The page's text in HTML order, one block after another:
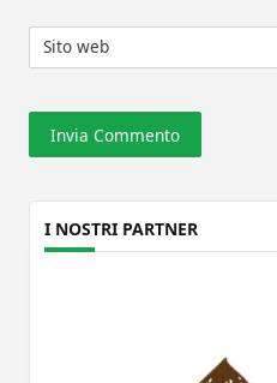
Sito web
I NOSTRI PARTNER